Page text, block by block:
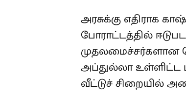
அரசுக்கு எதிராக
எதிராக
முன்னாள்
உமர் அப்துல்லா
பா.ஜ,க அரசு வீட்டுச்